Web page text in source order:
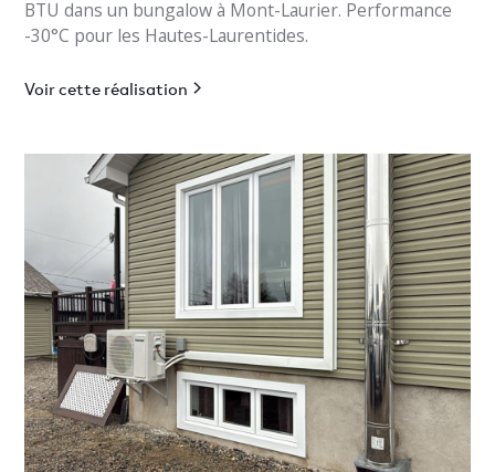
BTU dans un bungalow à Mont-Laurier. Performance
-30°C pour les Hautes-Laurentides.
Voir cette réalisation